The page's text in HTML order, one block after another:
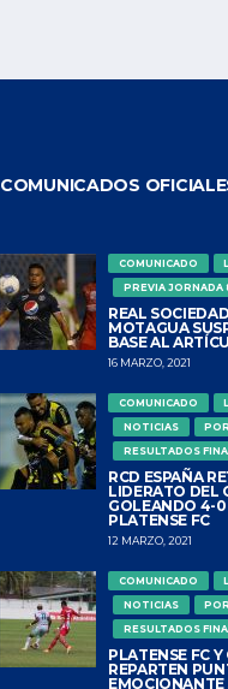
COMUNICADOS
COMUNICADO
PREVIA JORNADA
REAL
MOTAGUA
BASE AL
16 MARZO, 2021
COMUNICADO
NOTICIAS
RESULTADOS
RCD ESPAÑA
LIDERATO DEL
GOLEANDO 4-0
PLATENSE FC
12 MARZO, 2021
COMUNICADO
NOTICIAS
RESULTADOS
PLATENSE FC Y
REPARTEN
EMOCIONANTE